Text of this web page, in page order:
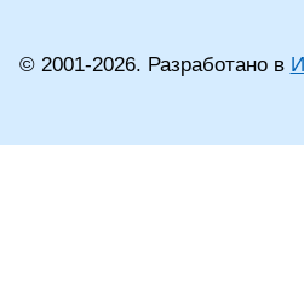
© 2001-2026. Разработано в